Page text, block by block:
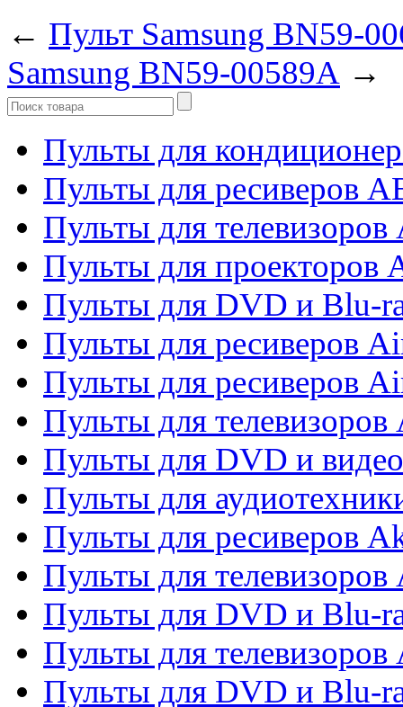
← Пульт Samsung BN59-
Samsung BN59-00589A →
Пульты для
Пульты для ресиверов
Пульты для телевизоров
Пульты для проекторов
Пульты для DVD и Blu-
Пульты для ресиверов
Пульты для ресиверов
Пульты для телевизоров
Пульты для DVD и
Пульты для
Пульты для ресиверов
Пульты для телевизоров
Пульты для DVD и Blu-
Пульты для
Пульты для DVD и Blu-